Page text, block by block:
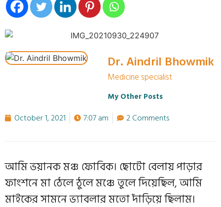
Dr. Aindril Bhowmik
Medicine specialist
My Other Posts
October 1, 2021 7:07 am 2 Comments
আমি ভয়ানক মঞ্চ ফোবিক। ছোটো বেলায় পাড়ার
ফাংশনে মা ঠেলে ঠুলে মঞ্চে তুলে দিয়েছিল, আমি
মাইকের সামনে ভ্যাবলার মতো দাঁড়িয়ে ছিলাম।